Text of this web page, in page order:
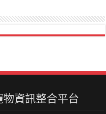
資訊整合平台